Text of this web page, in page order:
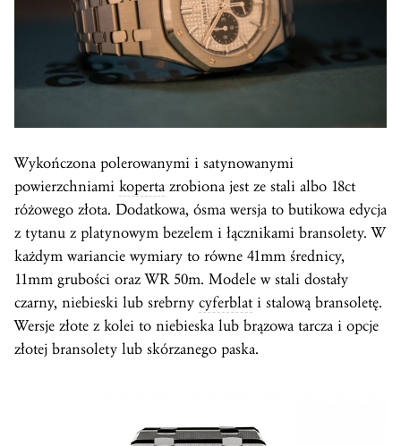
Wykończona polerowanymi i satynowanymi
powierzchniami koperta zrobiona jest ze stali albo 18ct
różowego złota. Dodatkowa, ósma wersja to butikowa edycja
z tytanu z platynowym bezelem i łącznikami bransolety. W
każdym wariancie wymiary to równe 41mm średnicy,
11mm grubości oraz WR 50m. Modele w stali dostały
czarny, niebieski lub srebrny cyferblati stalową bransoletę.
Wersje złote z kolei to niebieska lub brązowa tarcza i opcje
złotej bransolety lub skórzanego paska.